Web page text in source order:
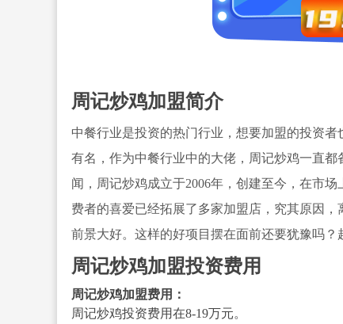
周记炒鸡加盟简介
中餐行业是投资的热门行业，想要加盟的投资
有名，作为中餐行业中的大佬，周记炒鸡一直
闻，周记炒鸡成立于2006年，创建至今，在市
费者的喜爱已经拓展了多家加盟店，究其原因
前景大好。这样的好项目摆在面前还要犹豫吗？
周记炒鸡加盟投资费用
周记炒鸡加盟费用：
周记炒鸡投资费用在8-19万元。